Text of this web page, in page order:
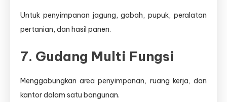
Untuk penyimpanan jagung, gabah, pupuk, peralatan
pertanian, dan hasil panen.
7. Gudang Multi Fungsi
Menggabungkan area penyimpanan, ruang kerja, dan
kantor dalam satu bangunan.